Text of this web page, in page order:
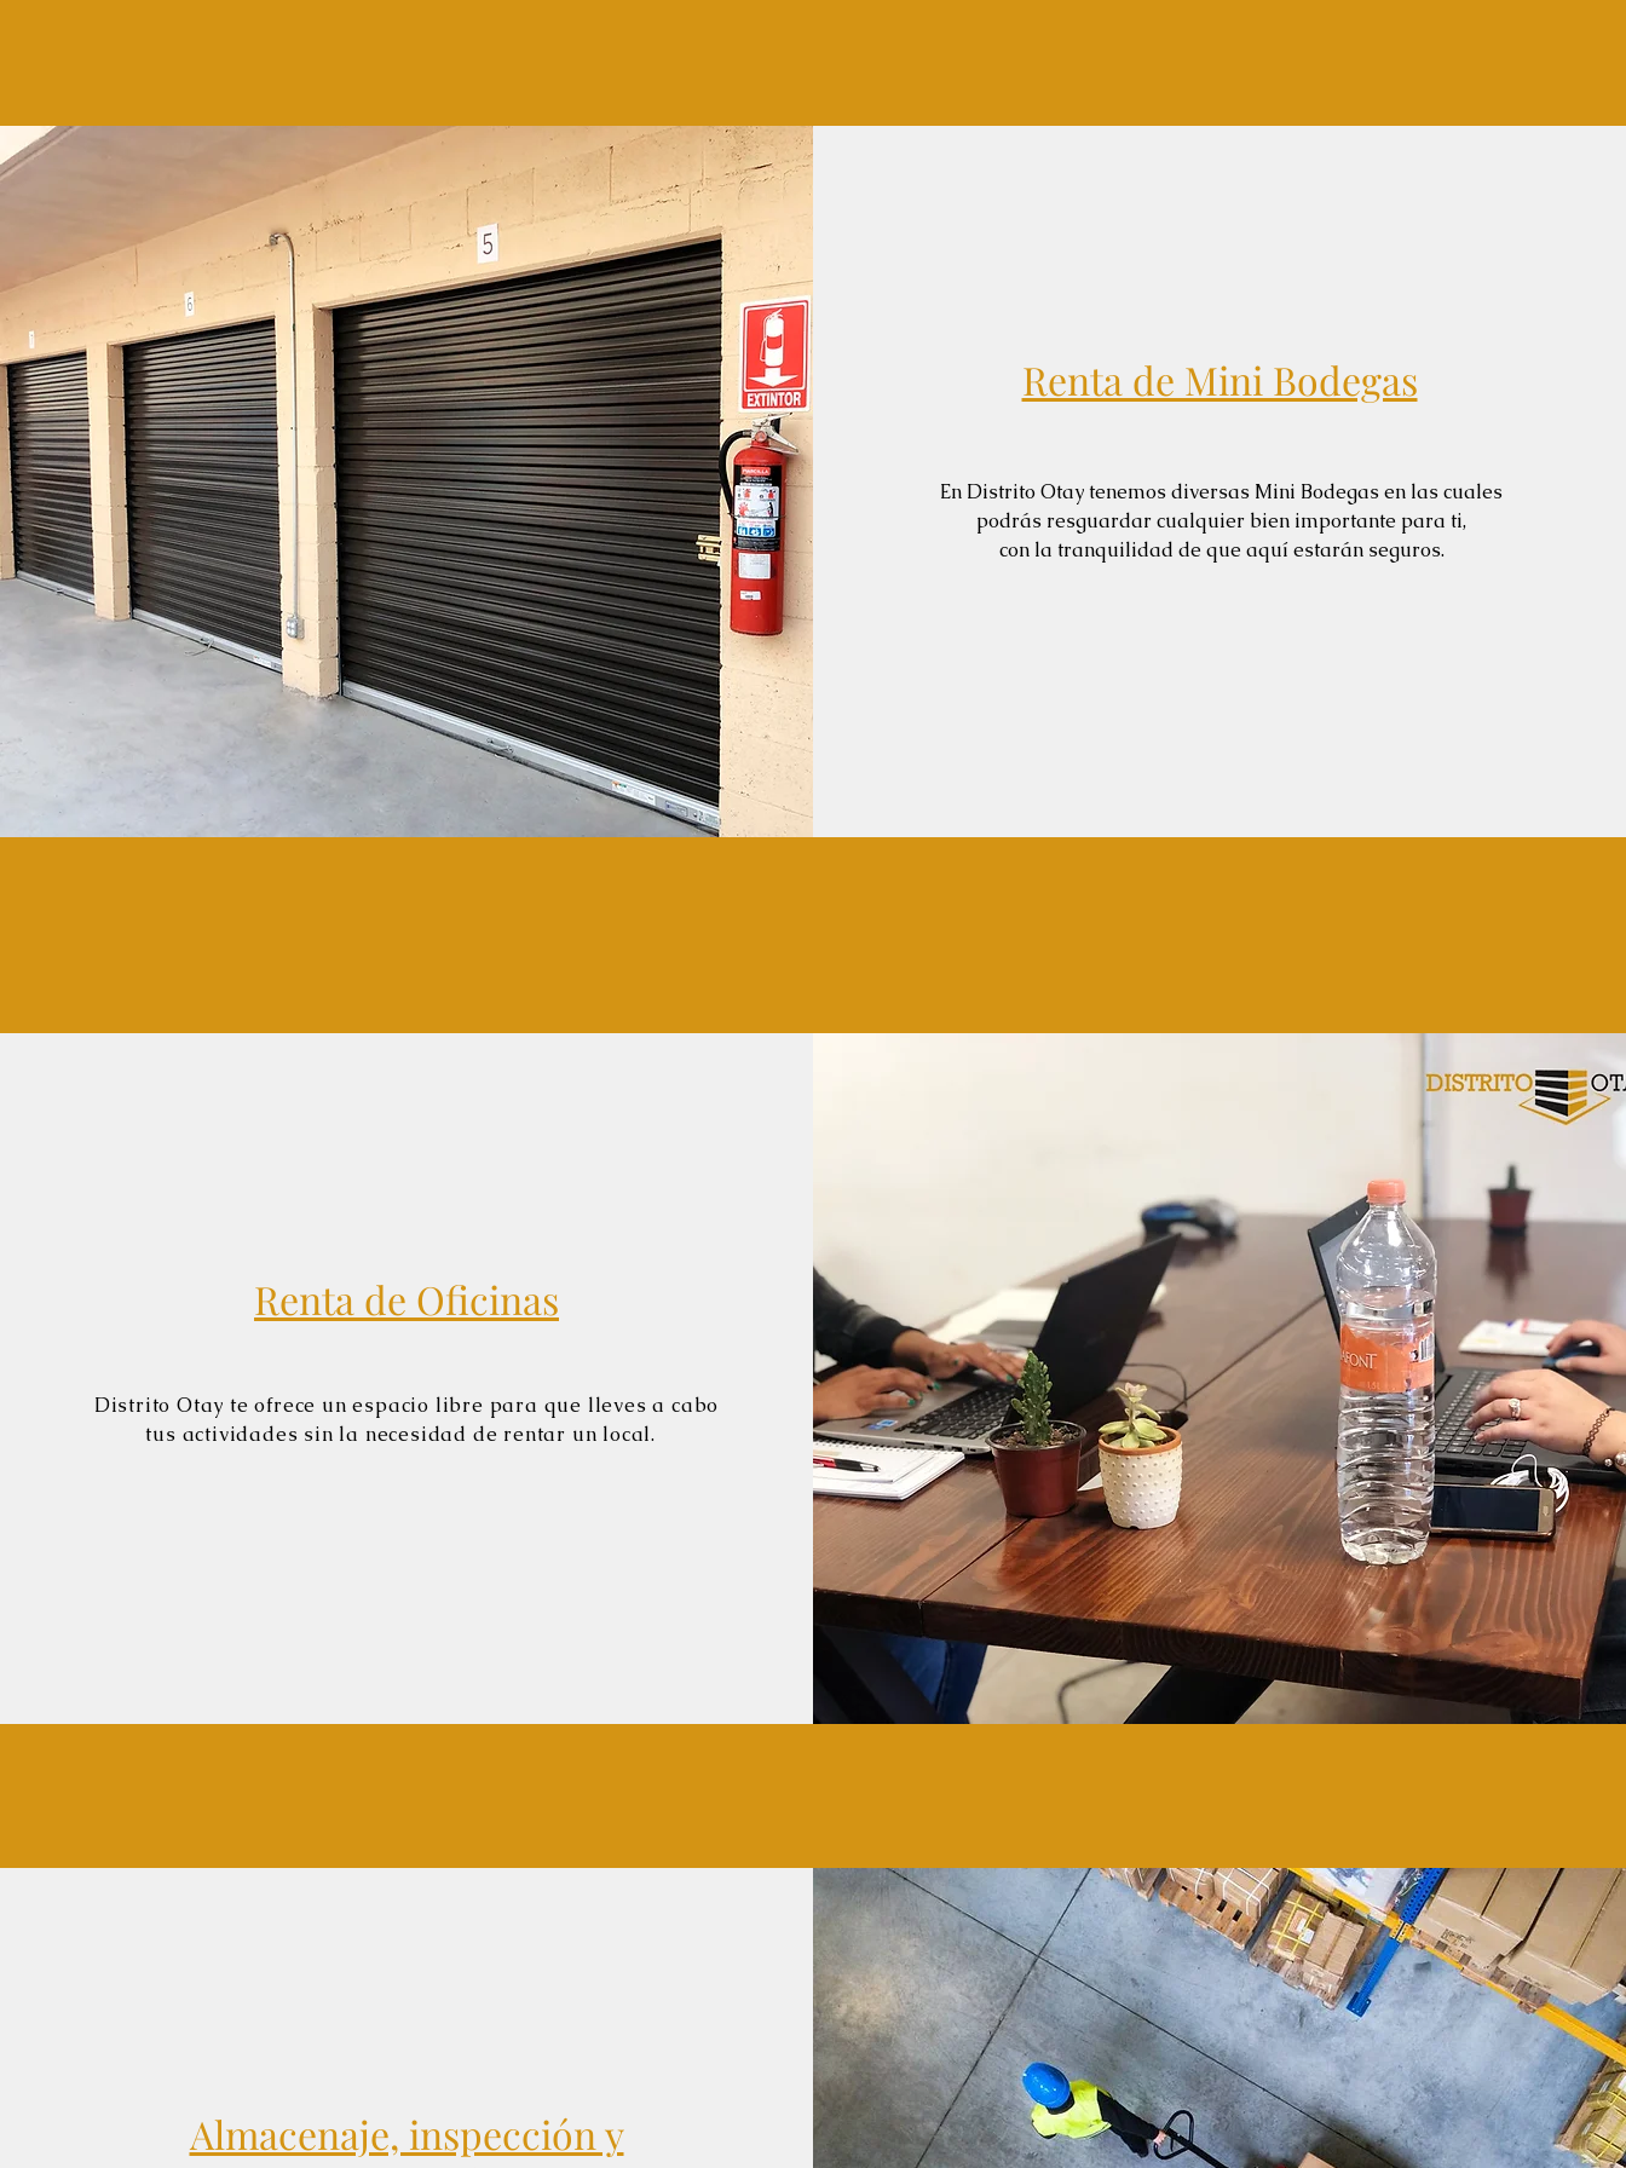
Renta de Oficinas
Distrito Otay te ofrece un espacio libre para que lleves a cabo
tus actividades sin la necesidad de rentar un local.
Renta de Mini Bodegas
En Distrito Otay tenemos diversas Mini Bodegas en las cuales
podrás resguardar cualquier bien importante para ti,
con la tranquilidad de que aquí estarán seguros.
Almacenaje, inspección y